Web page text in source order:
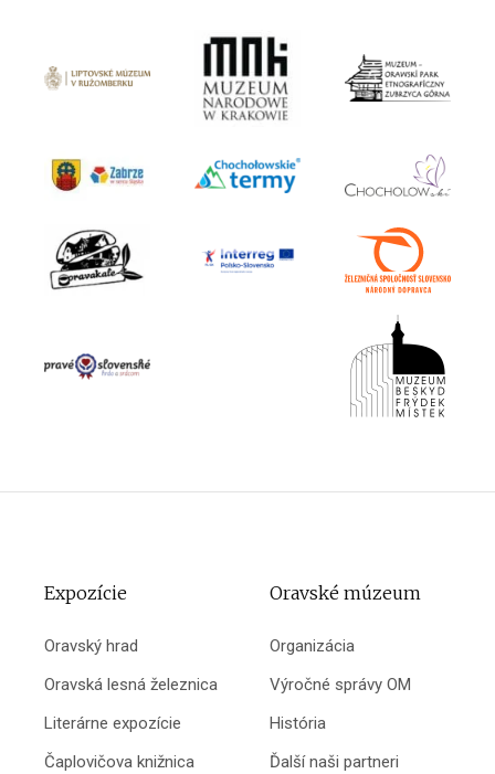
Expozície
Oravský hrad
Oravská lesná železnica
Literárne expozície
Čaplovičova knižnica
Oravské múzeum
Organizácia
Výročné správy OM
História
Ďalší naši partneri